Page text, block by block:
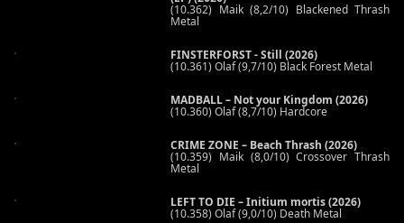
(10.362) Maik (8,2/10) Blackened Thrash
Metal
FINSTERFORST - Still (2026)
(10.361) Olaf (9,7/10) Black Forest Metal
MADBALL – Not your Kingdom (2026)
(10.360) Olaf (8,7/10) Hardcore
CRIME ZONE – Beach Thrash (2026)
(10.359) Maik (8,0/10) Crossover Thrash
Metal
LEFT TO DIE – Initium mortis (2026)
(10.358) Olaf (9,0/10) Death Metal